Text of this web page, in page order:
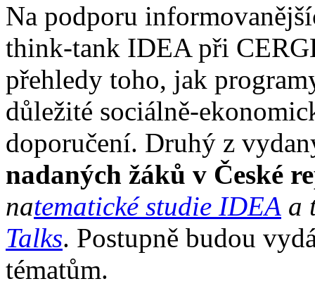
Na podporu
think-tank IDEA při
přehledy toho, jak
důležité sociálně-
doporučení. Druhý z
nadaných žáků v České
natematické studie IDEA a
Talks. Postupně budou
tématům.